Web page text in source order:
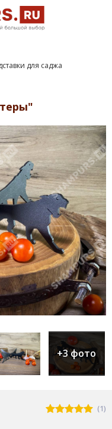
для саджа
+3 фото
(1)